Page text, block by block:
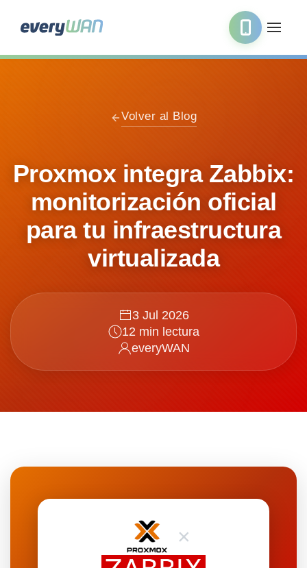
Volver al Blog
Proxmox integra Zabbix:
monitorización oficial
para tu infraestructura
virtualizada
3 Jul 2026
12 min lectura
everyWAN
×